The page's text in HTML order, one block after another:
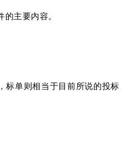
主要内容。
标单则相当于目前所说的投标